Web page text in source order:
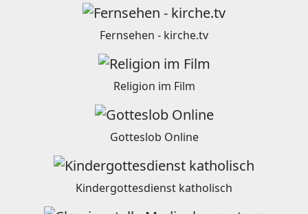
Fernsehen - kirche.tv
Religion im Film
Gotteslob Online
Kindergottesdienst katholisch